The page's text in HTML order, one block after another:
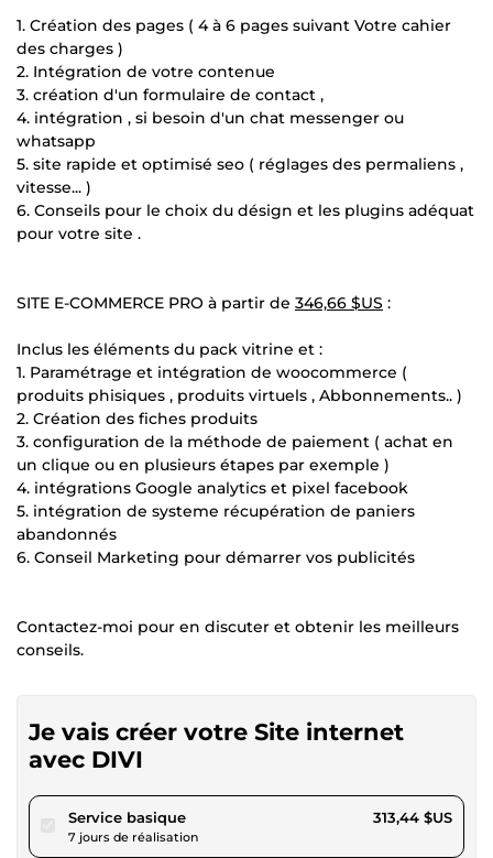
1. Création des pages ( 4 à 6 pages suivant Votre cahier
des charges )
2. Intégration de votre contenue
3. création d'un formulaire de contact ,
4. intégration , si besoin d'un chat messenger ou
whatsapp
5. site rapide et optimisé seo ( réglages des permaliens ,
vitesse... )
6. Conseils pour le choix du désign et les plugins adéquat
pour votre site .
SITE E-COMMERCE PRO à partir de 346,66 $US :
Inclus les éléments du pack vitrine et :
1. Paramétrage et intégration de woocommerce (
produits phisiques , produits virtuels , Abbonnements.. )
2. Création des fiches produits
3. configuration de la méthode de paiement ( achat en
un clique ou en plusieurs étapes par exemple )
4. intégrations Google analytics et pixel facebook
5. intégration de systeme récupération de paniers
abandonnés
6. Conseil Marketing pour démarrer vos publicités
Contactez-moi pour en discuter et obtenir les meilleurs
conseils.
Je vais créer votre Site internet
avec DIVI
Service basiquepour 288,89 $US
7 jours de réalisation
313,44 $US